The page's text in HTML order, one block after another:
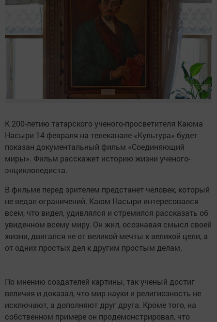
К 200-летию татарского ученого-просветителя Каюма
Насыри 14 февраля на телеканале «Культура» будет
показан документальный фильм «Соединяющий
миры». Фильм расскажет историю жизни ученого-
энциклопедиста.
В фильме перед зрителем предстанет человек, который
не ведал ограничений. Каюм Насыри интересовался
всем, что видел, удивлялся и стремился рассказать об
увиденном всему миру. Он жил, осознавая смысл своей
жизни, двигался не от великой мечты к великой цели, а
от одних простых дел к другим простым делам.
По мнению создателей картины, так ученый достиг
величия и доказал, что мир науки и религиозность не
исключают, а дополняют друг друга. Кроме того, на
собственном примере он продемонстрировал, что